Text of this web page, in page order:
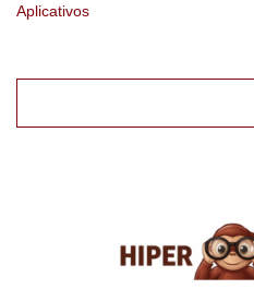
Aplicativos